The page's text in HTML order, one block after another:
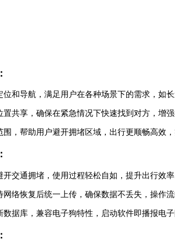
和导航，满足用户在各种场景下的需求，如长
共享，确保在紧急情况下快速找到对方，增强
，帮助用户避开拥堵区域，出行更顺畅高效，
交通拥堵，使用过程轻松自如，提升出行效率
络恢复后统一上传，确保数据不丢失，操作流
据库，兼容电子狗特性，启动软件即播报电子